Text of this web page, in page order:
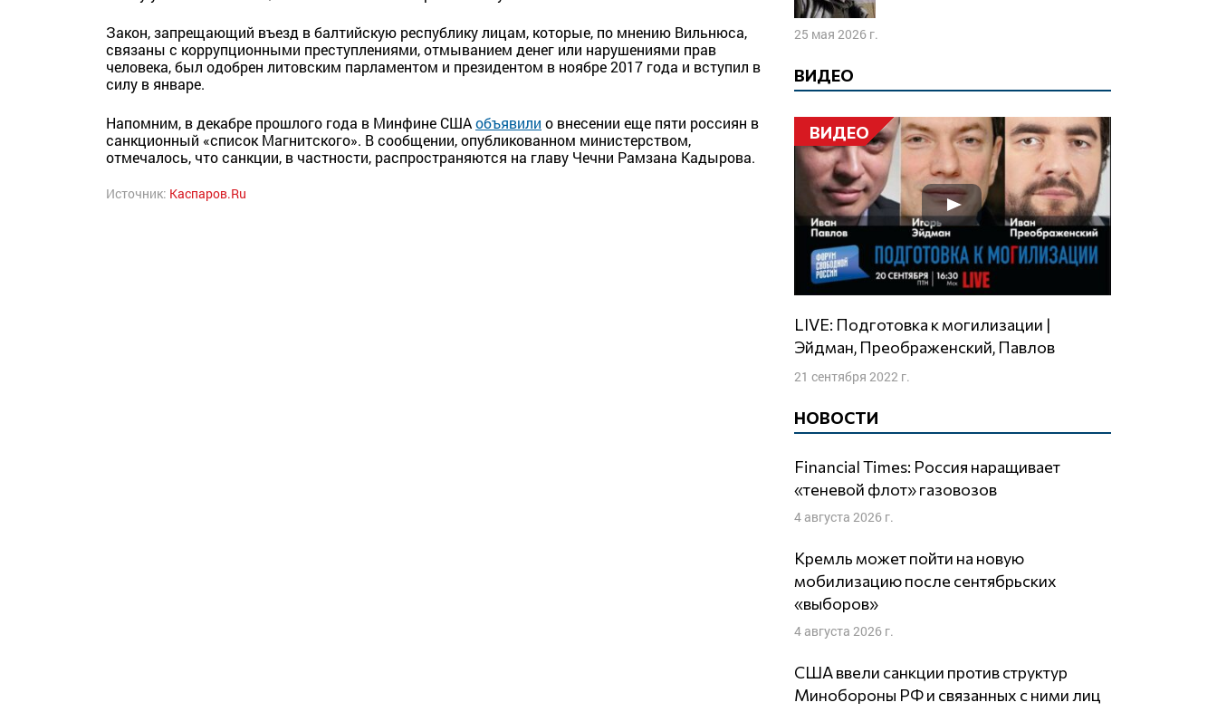
Закон, запрещающий въезд в балтийскую республику лицам, которые, по мнению Вильнюса,
связаны с коррупционными преступлениями, отмыванием денег или нарушениями прав
человека, был одобрен литовским парламентом и президентом в ноябре 2017 года и вступил в
силу в январе.
Напомним, в декабре прошлого года в Минфине СШАобъявили о внесении еще пяти россиян в
санкционный «список Магнитского». В сообщении, опубликованном министерством,
отмечалось, что санкции, в частности, распространяются на главу Чечни Рамзана Кадырова.
Источник: Каспаров.Ru
25 мая 2026 г.
ВИДЕО
ВИДЕО
LIVE: Подготовка к могилизации |
Эйдман, Преображенский, Павлов
21 сентября 2022 г.
НОВОСТИ
Financial Times: Россия наращивает
«теневой флот» газовозов
4 августа 2026 г.
Кремль может пойти на новую
мобилизацию после сентябрьских
«выборов»
4 августа 2026 г.
США ввели санкции против структур
Минобороны РФ и связанных с ними лиц